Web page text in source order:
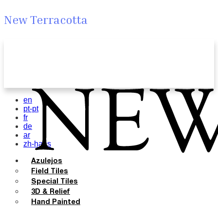
New Terracotta
en
pt-pt
fr
de
ar
zh-hans
Azulejos
Field Tiles
Special Tiles
3D & Relief
Hand Painted